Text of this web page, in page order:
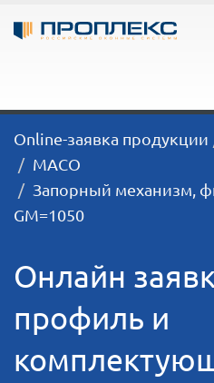
Online-заявка продукции
MACO
Запорный механизм,
GM=1050
Онлайн
профиль и